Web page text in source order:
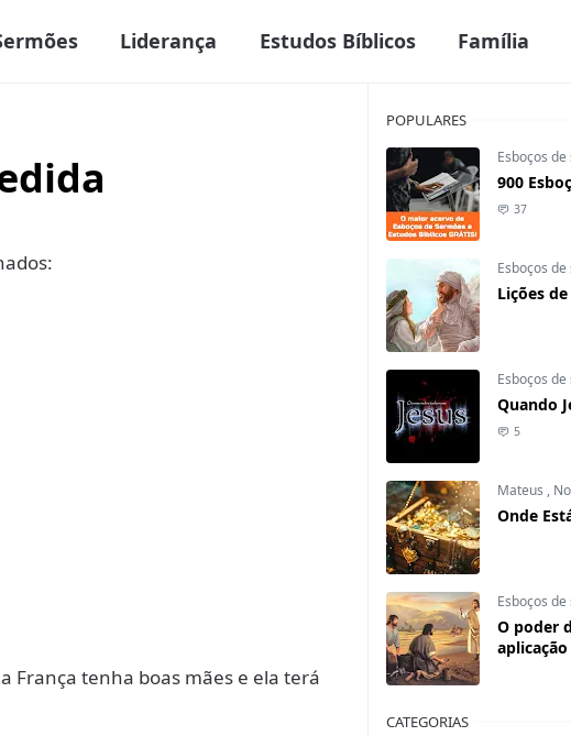
Liderança Estudos Bíblicos Família
França tenha boas mães e ela terá
POPULARES
Esboços
900
37
Esboços
Lições
Esboços
Quando
5
Mateus ,
Onde
Esboços
O poder
CATEGORIAS